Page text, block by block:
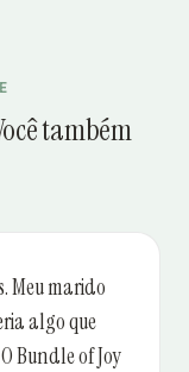
também
Meu marido
algo que
Bundle of Joy